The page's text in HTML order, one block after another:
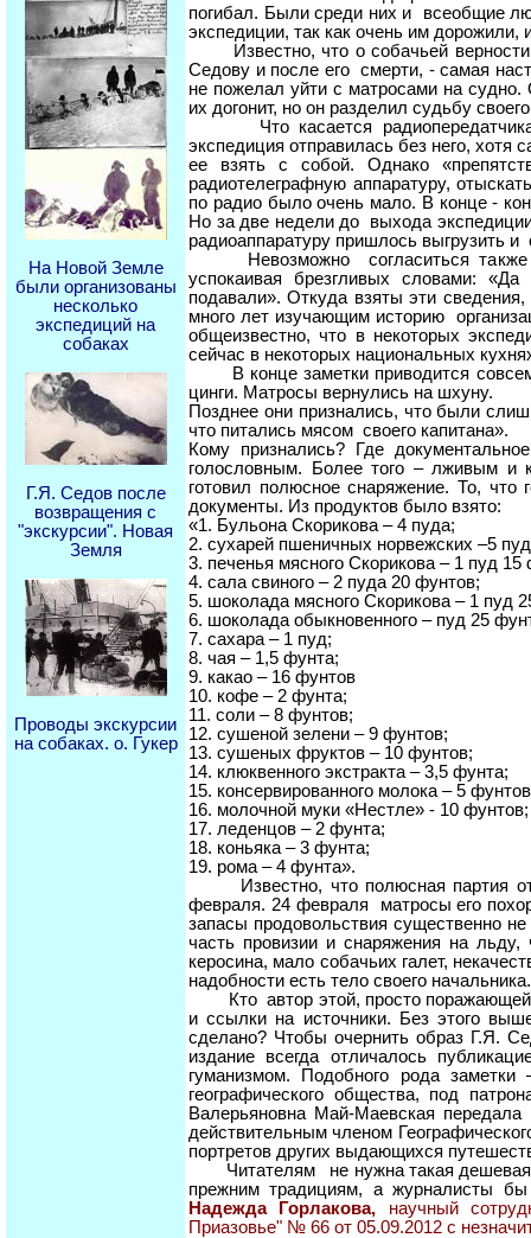
На Новой Земле
были организованы
несколько
экспедиций на
собаках
Г.Я. Седов после
возвращения с
"экскурсии". Новая
Земля
Проводы экскурсии
на собаках. о. Гукер
погибал. Были среди них и всеобщие
экспедиции, так как очень им
Известно, что о собачьей верности
Седову и после его смерти, - самая
не пожелал уйти с матросами на
их догонит, но он разделил судьбу
Что касается радиопередатчика, а
экспедиция отправилась без него, хотя
ее взять с собой. Однако
радиотелеграфную аппаратуру,
по радио было очень мало. В конце -
Но за две недели до выхода
радиоаппаратуру пришлось выгрузить и
Невозможно согласиться также и
успокаивая брезгливых словами:
подавали». Откуда взяты эти
много лет изучающим историю
общеизвестно, что в некоторых
сейчас в некоторых национальных
В конце заметки приводится
цинги. Матросы вернулись на шхуну.
Позднее они признались, что были
что питались мясом своего капитана».
Кому признались? Где
голословным. Более того – лживым и
готовил полюсное снаряжение. То, что
документы. Из продуктов было взято:
«1. Бульона Скорикова – 4 пуда;
2. сухарей пшеничных норвежских –5
3. печенья мясного Скорикова – 1 пуд 15
4. сала свиного – 2 пуда 20 фунтов;
5. шоколада мясного Скорикова – 1 пуд
6. шоколада обыкновенного – пуд 25
7. сахара – 1 пуд;
8. чая – 1,5 фунта;
9. какао – 16 фунтов
10. кофе – 2 фунта;
11. соли – 8 фунтов;
12. сушеной зелени – 9 фунтов;
13. сушеных фруктов – 10 фунтов;
14. клюквенного экстракта – 3,5 фунта;
15. консервированного молока – 5
16. молочной муки «Нестле» - 10 фунтов;
17. леденцов – 2 фунта;
18. коньяка – 3 фунта;
19. рома – 4 фунта».
Известно, что полюсная партия
февраля. 24 февраля матросы его
запасы продовольствия существенно
часть провизии и снаряжения на
керосина, мало собачьих галет,
надобности есть тело своего начальника.
Кто автор этой, просто поражающей
и ссылки на источники. Без этого
сделано? Чтобы очернить образ Г.Я.
издание всегда отличалось
гуманизмом. Подобного рода
географического общества, под
Валерьяновна Май-Маевская
действительным членом
портретов других выдающихся
Читателям не нужна такая дешевая
прежним традициям, а журналисты
Надежда Горлакова,
научный
Приазовье" № 66 от 05.09.2012 с